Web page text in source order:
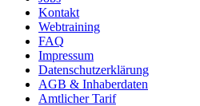
Kontakt
Webtraining
FAQ
Impressum
Datenschutzerklärung
AGB & Inhaberdaten
Amtlicher Tarif